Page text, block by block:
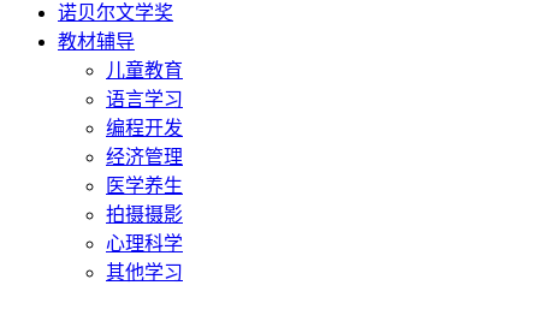
诺贝尔文学奖
教材辅导
儿童教育
语言学习
编程开发
经济管理
医学养生
拍摄摄影
心理科学
其他学习